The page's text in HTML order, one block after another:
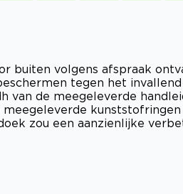
buiten volgens afspraak
tegen het
van de meegeleverde
meegeleverde
zou een aanzienlijke